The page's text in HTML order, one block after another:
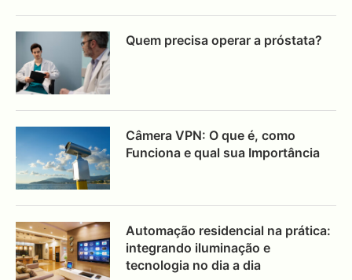
Quem precisa operar a próstata?
Câmera VPN: O que é, como
Funciona e qual sua Importância
Automação residencial na prática:
integrando iluminação e
tecnologia no dia a dia